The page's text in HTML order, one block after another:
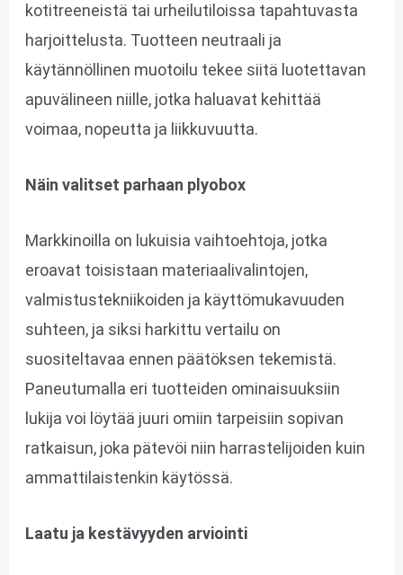
kotitreeneistä tai urheilutiloissa tapahtuvasta
harjoittelusta. Tuotteen neutraali ja
käytännöllinen muotoilu tekee siitä luotettavan
apuvälineen niille, jotka haluavat kehittää
voimaa, nopeutta ja liikkuvuutta.
Näin valitset parhaan plyobox
Markkinoilla on lukuisia vaihtoehtoja, jotka
eroavat toisistaan materiaalivalintojen,
valmistustekniikoiden ja käyttömukavuuden
suhteen, ja siksi harkittu vertailu on
suositeltavaa ennen päätöksen tekemistä.
Paneutumalla eri tuotteiden ominaisuuksiin
lukija voi löytää juuri omiin tarpeisiin sopivan
ratkaisun, joka pätevöi niin harrastelijoiden kuin
ammattilaistenkin käytössä.
Laatu ja kestävyyden arviointi